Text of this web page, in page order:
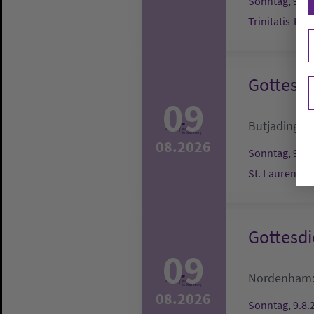
Trinitatis-
09
08.2026
Butjadingen:
Sonntag,
St.
09
08.2026
Nordenham:
Sonntag,